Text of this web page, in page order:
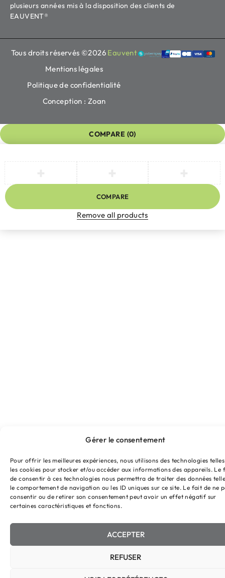
Gérer le consentement
Pour offrir les meilleures expériences, nous utilisons des technologies
les cookies pour stocker et/ou accéder aux informations des appareils. Le
de consentir à ces technologies nous permettra de traiter des données
le comportement de navigation ou les ID uniques sur ce site. Le fait de ne
consentir ou de retirer son consentement peut avoir un effet négatif sur
certaines caractéristiques et fonctions.
ACCEPTER
REFUSER
plusieurs années mis à la disposition des clients de
EAUVENT®
Tous droits réservés ©2026 Eauvent
Mentions légales
Politique de confidentialité
Conception : Zoan
COMPARE (0)
COMPARE
Remove all products